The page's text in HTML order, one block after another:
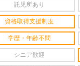
託児所あり
資格取得支援制度
学歴・年齢不問
シニア歓迎